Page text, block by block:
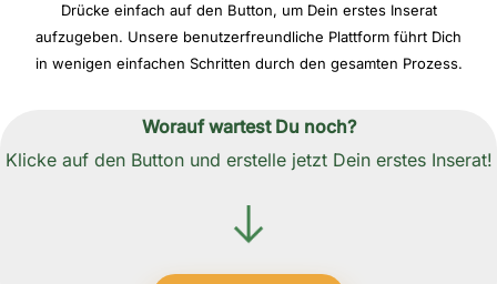
Drücke einfach auf den Button, um Dein erstes Inserat
aufzugeben. Unsere benutzerfreundliche Plattform führt Dich
in wenigen einfachen Schritten durch den gesamten Prozess.
Worauf wartest Du noch?
Klicke auf den Button und erstelle jetzt Dein erstes Inserat!